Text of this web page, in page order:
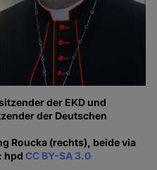
der EKD und
der Deutschen
Roucka (rechts), beide via
hpdCC BY-SA 3.0